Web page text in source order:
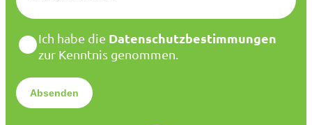
M
*
D
a
e
n
Ich habe die Datenschutzbestimmungen
zur Kenntnis genommen.